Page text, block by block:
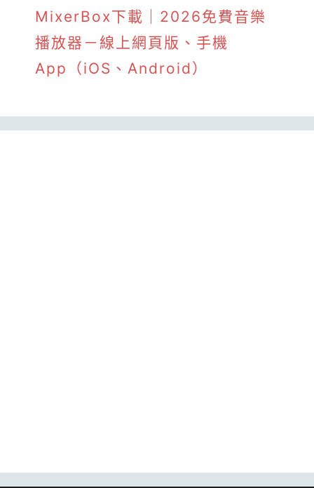
MixerBox下載｜2026免費音樂
播放器－線上網頁版、手機
App（iOS、Android）